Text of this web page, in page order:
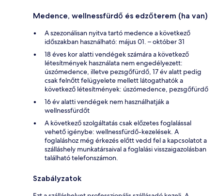
Medence, wellnessfürdő és edzőterem (ha van)
A szezonálisan nyitva tartó medence a következő
időszakban használható: május 01. – október 31
18 éves kor alatti vendégek számára a következő
létesítmények használata nem engedélyezett:
úszómedence, illetve pezsgőfürdő, 17 év alatt pedig
csak felnőtt felügyelete mellett látogathatók a
következő létesítmények: úszómedence, pezsgőfürdő
16 év alatti vendégek nem használhatják a
wellnessfürdőt
A következő szolgáltatás csak előzetes foglalással
vehető igénybe: wellnessfürdő-kezelések. A
foglaláshoz még érkezés előtt vedd fel a kapcsolatot a
szálláshely munkatársaival a foglalási visszaigazolásban
található telefonszámon.
Szabályzatok